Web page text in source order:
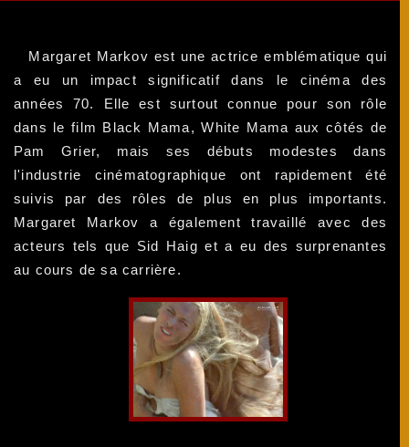
Margaret Markov est une actrice emblématique qui
a eu un impact significatif dans le cinéma des
années 70. Elle est surtout connue pour son rôle
dans le film Black Mama, White Mama aux côtés de
Pam Grier, mais ses débuts modestes dans
l'industrie cinématographique ont rapidement été
suivis par des rôles de plus en plus importants.
Margaret Markov a également travaillé avec des
acteurs tels que Sid Haig et a eu des surprenantes
au cours de sa carrière.